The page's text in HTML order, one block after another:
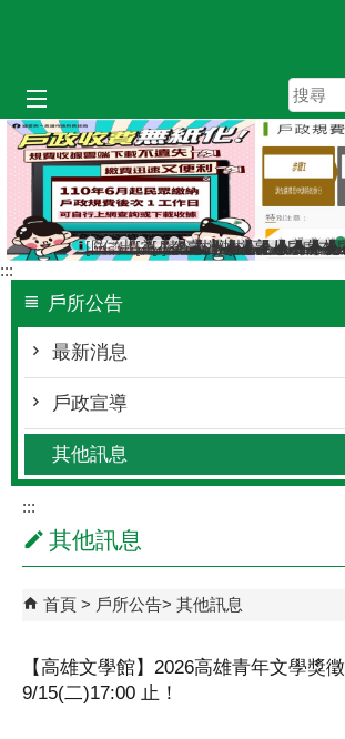
[防詐宣導]小心詐騙電話假冒戶
仁武區八卦里里鄰調整新舊門
出境2年以上應辦理遷出登
[當心詐騙]戶政事務所不
[戶政宣導]戶政司線上
教育程度查記宣導
臺灣原住民族姓名
檔案應用服務專區
辦理各類戶籍
檔案應用專區
高雄市戶
人籍合一
戶政線
虛報
本
:::
戶所公告
最新消息
戶政宣導
其他訊息
其他訊息
戶所公告 其他訊息
【高雄文學館】2026高雄青年文學獎
9/15(二)17:00 止！